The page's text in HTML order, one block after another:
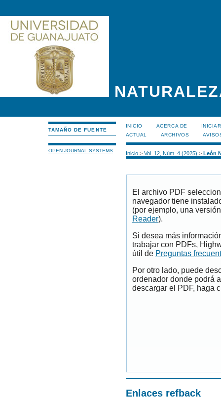
TAMAÑO DE FUENTE
OPEN JOURNAL SYSTEMS
INICIO ACERCA DE
ACTUAL
ARCHIVOS
Inicio> Vol. 12, Núm. 4 (2025) > León
El archivo PDF
navegador tiene
(por ejemplo, una
Reader).
Si desea más
trabajar con PDFs,
útil de Preguntas
Por otro lado, puede
ordenador donde podrá
descargar el PDF, haga
Enlaces refback